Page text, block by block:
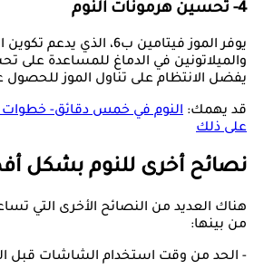
4- تحسين هرمونات النوم
يوفر الموز فيتامين ب6، الذي
والميلاتونين في الدماغ للمساعدة على
يفضل الانتظام على تناول الموز للحصول
قد يهمك: النوم في خمس دقائق-
على ذلك
نصائح أخرى للنوم بشكل
هناك العديد من النصائح الأخرى التي
من بينها:
- الحد من وقت استخدام الشاشات قبل